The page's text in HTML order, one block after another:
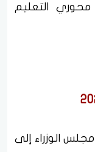
التعليم
الوزراء إلى